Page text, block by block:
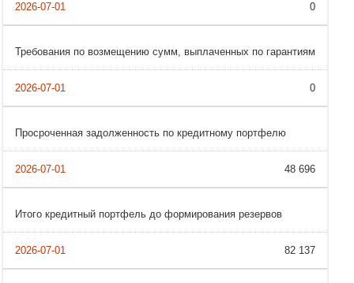
0
Требования по возмещению сумм, выплаченных по гарантиям
0
Просроченная задолженность по кредитному портфелю
48 696
Итого кредитный портфель до формирования резервов
82 137